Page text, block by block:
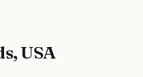
USA